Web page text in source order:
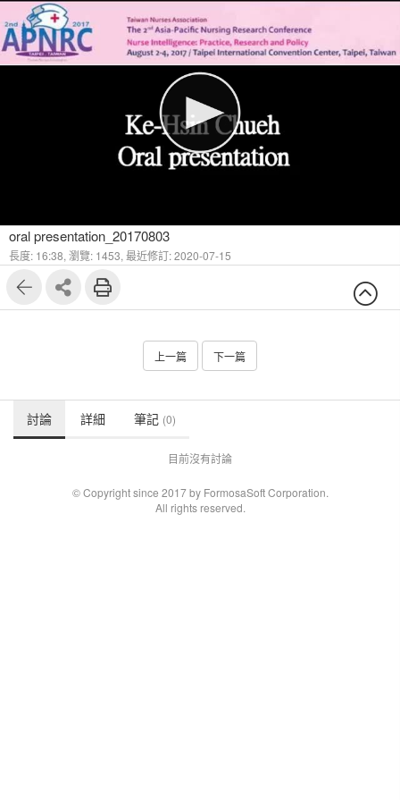
oral presentation_20170803
長度: 16:38, 瀏覽: 1453, 最近修訂: 2020-07-15
上一篇 下一篇
討論 詳細 筆記 (0)
目前沒有討論
© Copyright since 2017 by FormosaSoft Corporation.
All rights reserved.